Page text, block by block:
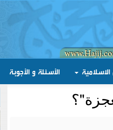
الأسئلة و الأجوبة